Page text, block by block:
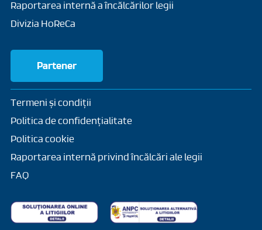
Raportarea internă a încălcărilor legii
Divizia HoReCa
Partener
Termeni și condiții
Politica de confidențialitate
Politica cookie
Raportarea internă privind încălcări ale legii
FAQ